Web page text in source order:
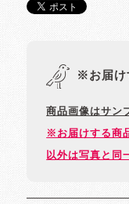
※お届け
商品画像はサン
※お届けする商
以外は写真と同